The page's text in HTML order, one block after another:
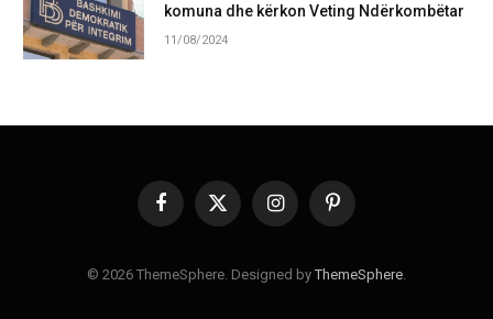
komuna dhe kërkon Veting Ndërkombëtar
11/08/2024
Facebook
X
InstagramPinterest
© 2026 ThemeSphere. Designed byThemeSphere